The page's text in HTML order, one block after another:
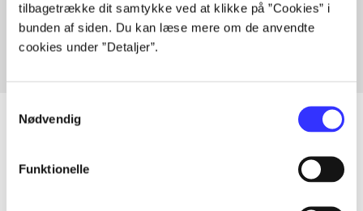
tilbagetrække dit samtykke ved at klikke på ”Cookies” i
bunden af siden. Du kan læse mere om de anvendte
cookies under ”Detaljer”.
Nødvendig
Funktionelle
Fra
Artikler